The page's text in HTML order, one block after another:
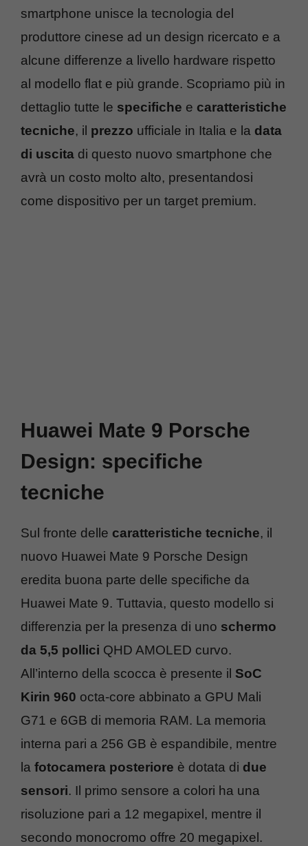
smartphone unisce la tecnologia del
produttore cinese ad un design ricercato e a
alcune differenze a livello hardware rispetto
al modello flat e più grande. Scopriamo più in
dettaglio tutte le specifiche e caratteristiche
tecniche, il prezzo ufficiale in Italia e la data
di uscita di questo nuovo smartphone che
avrà un costo molto alto, presentandosi
come dispositivo per un target premium.
Huawei Mate 9 Porsche
Design: specifiche
tecniche
Sul fronte delle caratteristiche tecniche, il
nuovo Huawei Mate 9 Porsche Design
eredita buona parte delle specifiche da
Huawei Mate 9. Tuttavia, questo modello si
differenzia per la presenza di uno schermo
da 5,5 pollici QHD AMOLED curvo.
All’interno della scocca è presente il SoC
Kirin 960 octa-core abbinato a GPU Mali
G71 e 6GB di memoria RAM. La memoria
interna pari a 256 GB è espandibile, mentre
la fotocamera posteriore è dotata di due
sensori. Il primo sensore a colori ha una
risoluzione pari a 12 megapixel, mentre il
secondo monocromo offre 20 megapixel.